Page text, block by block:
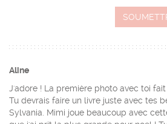
Aline
J'adore ! La première photo avec toi
Tu devrais faire un livre juste avec tes
Sylvania. Mimi joue beaucoup avec